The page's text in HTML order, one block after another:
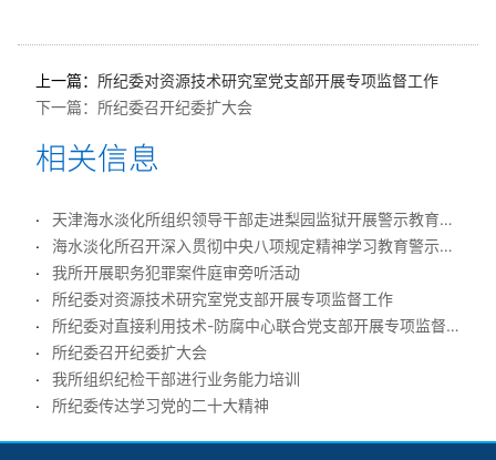
上一篇： 所纪委对资源技术研究室党支部开展专项监督工作
下一篇： 所纪委召开纪委扩大会
天津海水淡化所组织领导干部走进梨园监狱开展警示教育活动
海水淡化所召开深入贯彻中央八项规定精神学习教育警示教育会
我所开展职务犯罪案件庭审旁听活动
所纪委对资源技术研究室党支部开展专项监督工作
所纪委对直接利用技术-防腐中心联合党支部开展专项监督工作
所纪委召开纪委扩大会
我所组织纪检干部进行业务能力培训
所纪委传达学习党的二十大精神